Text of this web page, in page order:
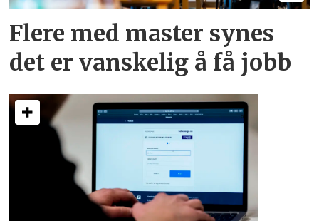
Flere med master synes
det er vanskelig å få jobb